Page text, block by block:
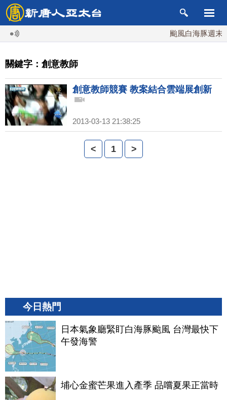
颱風白海豚週末
關鍵字：創意教師
創意教師競賽 教案結合雲端展創新
2013-03-13 21:38:25
< 1 >
今日熱門
日本氣象廳緊盯白海豚颱風 台灣最快下
午發海警
埔心金蜜芒果進入產季 品嚐夏果正當時